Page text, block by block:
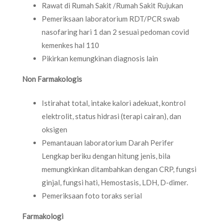
Rawat di Rumah Sakit /Rumah Sakit Rujukan
Pemeriksaan laboratorium RDT/PCR swab
nasofaring hari 1 dan 2 sesuai pedoman covid
kemenkes hal 110
Pikirkan kemungkinan diagnosis lain
Non Farmakologis
Istirahat total, intake kalori adekuat, kontrol
elektrolit, status hidrasi (terapi cairan), dan
oksigen
Pemantauan laboratorium Darah Perifer
Lengkap beriku dengan hitung jenis, bila
memungkinkan ditambahkan dengan CRP, fungsi
ginjal, fungsi hati, Hemostasis, LDH, D-dimer.
Pemeriksaan foto toraks serial
Farmakologi